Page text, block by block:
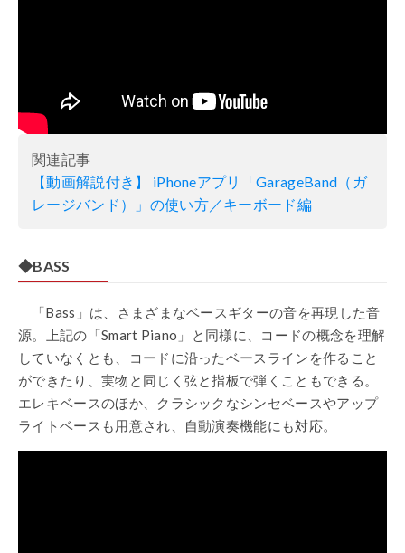
関連記事
【動画解説付き】
iPhoneアプリ「GarageBand （ガ
レージバンド）」の使い方／キーボード編
◆BASS
「Bass」は、さまざまなベースギターの音を再現した音
源。上記の「Smart Piano」と同様に、コードの概念を理解
していなくとも、コードに沿ったベースラインを作ること
ができたり、実物と同じく弦と指板で弾くこともできる。
エレキベースのほか、クラシックなシンセベースやアップ
ライトベースも用意され、自動演奏機能にも対応。